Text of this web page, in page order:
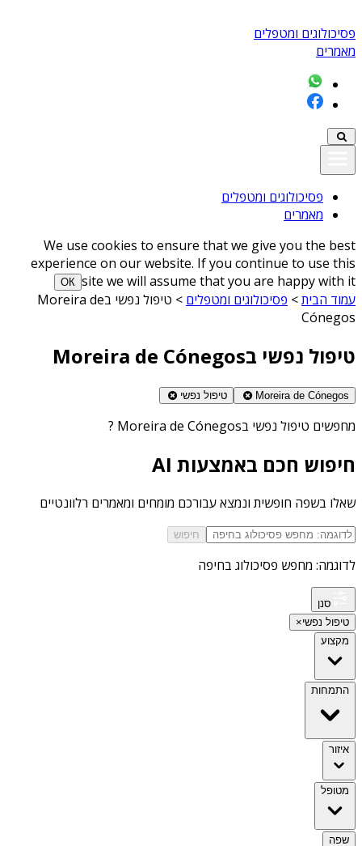
פסיכולוגים ומטפלים
מאמרים
פסיכולוגים ומטפלים
מאמרים
We use cookies to ensure that we give you the best
experience on our website. If you continue to use this
site we will assume that you are happy with it
ОК
עמוד הבית> פסיכולוגים ומטפלים >
טיפול נפשי בMoreira de
Cónegos
טיפול נפשי בMoreira de Cónegos
Moreira de Cónegos טיפול נפשי
מחפשים טיפול נפשי בMoreira de Cónegos ?
חיפוש חכם באמצעות AI
שאלו בשפה חופשית ונמצא עבורכם מומחים ומאמרים רלוונטיים
חיפוש
לדוגמה: מחפש פסיכולוג בחיפה
סנן
טיפול נפשי×
מקצוע
התמחות
איזור
מטופל
שפה